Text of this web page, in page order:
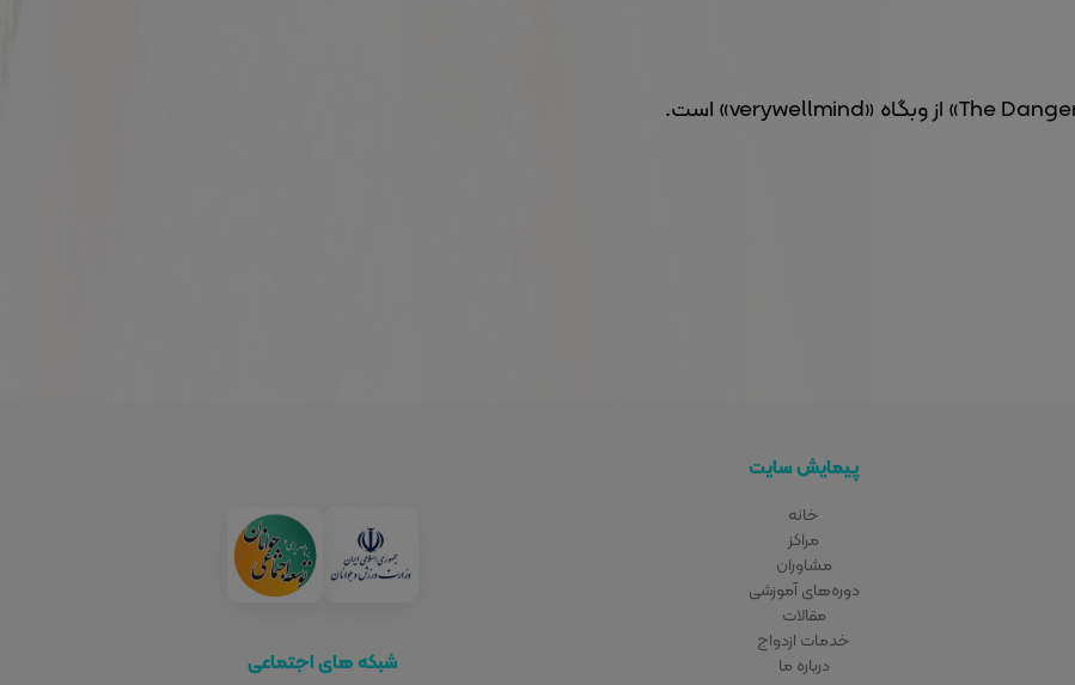
verywellmind» است.
پیمایش سایت
خانه
مراکز
مشاوران
دوره‌های آموزشی
مقالات
خدمات ازدواج
درباره ما
شبکه های اجتماعی